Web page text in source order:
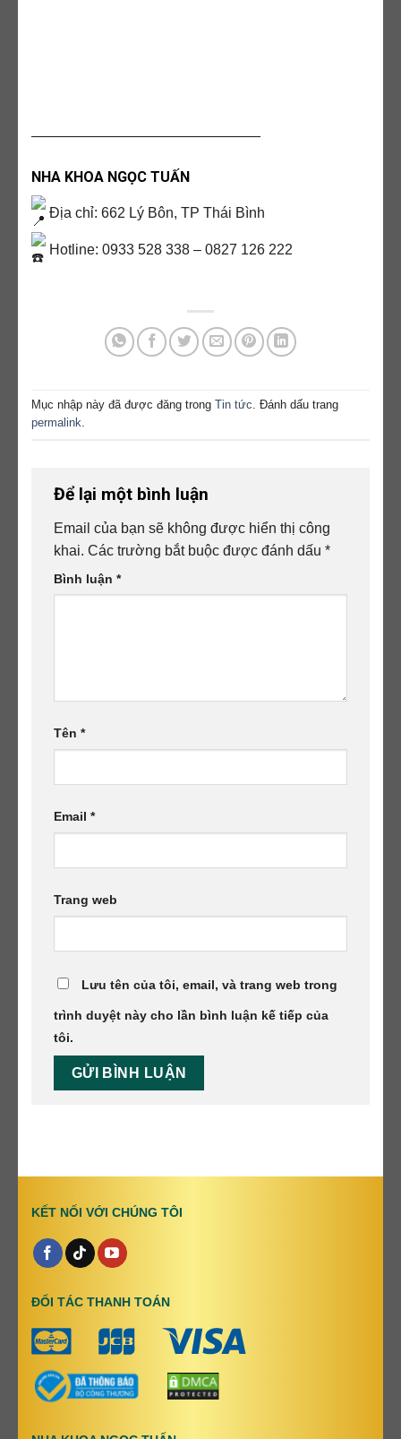
————————————————
NHA KHOA NGỌC TUẤN
Địa chỉ: 662 Lý Bôn, TP Thái Bình
Hotline: 0933 528 338 – 0827 126 222
Mục nhập này đã được đăng trong Tin tức. Đánh dấu trang
permalink.
Để lại một bình luận
Email của bạn sẽ không được hiển thị công
khai. Các trường bắt buộc được đánh dấu *
Bình luận *
Tên *
Email *
Trang web
Lưu tên của tôi, email, và trang web trong
trình duyệt này cho lần bình luận kế tiếp của
tôi.
KẾT NỐI VỚI CHÚNG TÔI
ĐỐI TÁC THANH TOÁN